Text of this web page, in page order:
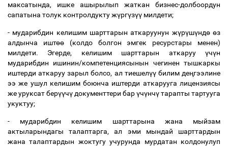
максатында, ишке ашырылып жаткан бизнес-долбоордун
сапатына толук контролдуктужүргүзүү милдети;
- мударибдин келишим шарттарын аткаруунун жүрүшүндө өз
алдынча
иштөө(колдо болгон эмгек ресурстары менен)
милдети. Эгерде, келишим шарттарын аткаруу үчүн
мударибдин
ишинин/компетенциясынын чегинен тышкаркы
иштерди аткаруу зарыл болсо, ал тиешелүү билим деңгээлине
ээ же ушул келишим боюнча иштерди аткарууга лицензиясы
жеуруксатберүүчү документтери барүчүнчүтарапты тартууга
укуктуу;
- мударибдин келишим шарттарына жана
мыйзам
актыларындагы
талаптарга,ал эми мындай
шарттардын
жана талаптардын жоктугу учурунда мурдатан колдонулуп